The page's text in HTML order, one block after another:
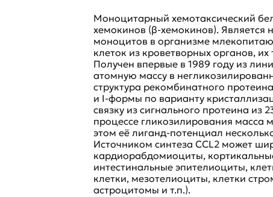
Моноцитарный хемотаксический
хемокинов (β-хемокинов).
моноцитов в организме
клеток из кроветворных органов,
Получен впервые в 1989 году из
атомную массу в
структура рекомбинатного
и I-формы по варианту
связку из сигнального протеина из
процессе гликозилирования масса
этом её лиганд-потенциал
Источником синтеза CCL2 может
кардиорабдомиоциты,
интестинальные эпителиоциты,
клетки, мезотелиоциты, клетки
астроцитомы и т.п.).